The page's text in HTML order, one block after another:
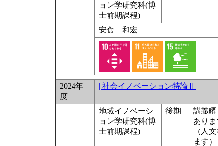
ョン学研究科(博
士前期課程)
安食 和宏
2024年
度
| 社会イノベーション特論Ⅱ
地域イノベーシ
ョン学研究科(博
士前期課程)
後期
講義
あり
（人
ます）